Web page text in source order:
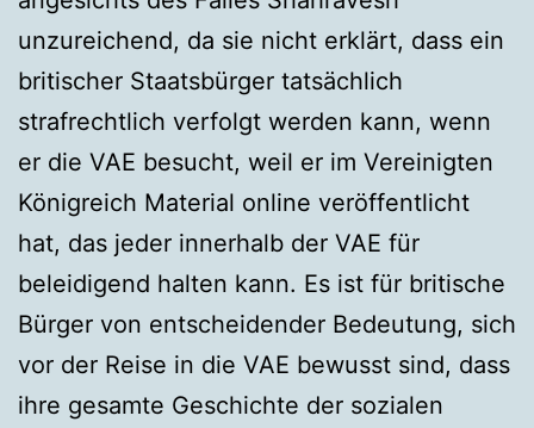
unzureichend, da sie nicht erklärt, dass ein
britischer Staatsbürger tatsächlich
strafrechtlich verfolgt werden kann, wenn
er die VAE besucht, weil er im Vereinigten
Königreich Material online veröffentlicht
hat, das jeder innerhalb der VAE für
beleidigend halten kann. Es ist für britische
Bürger von entscheidender Bedeutung, sich
vor der Reise in die VAE bewusst sind, dass
ihre gesamte Geschichte der sozialen